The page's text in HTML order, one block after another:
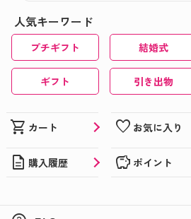
人気キーワード
プチギフト 結婚式
ギフト 引き出物
shopping_cart カート favorite お気に入り
description 購入履歴 savings ポイント